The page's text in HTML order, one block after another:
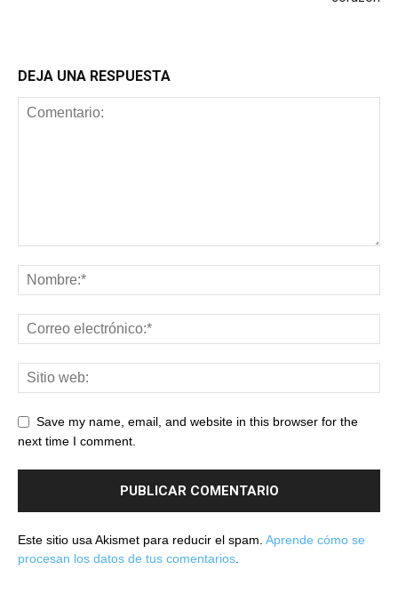
DEJA UNA RESPUESTA
Save my name, email, and website in this browser for the
next time I comment.
Este sitio usa Akismet para reducir el spam. Aprende cómo se
procesan los datos de tus comentarios